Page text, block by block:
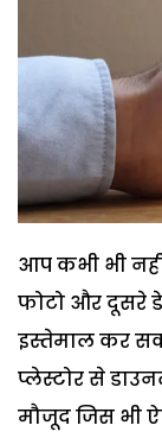
आप कभी भी
फोटो और दूसरे
इस्तेमाल कर
प्लेस्टोर से
मौजूद जिस भी